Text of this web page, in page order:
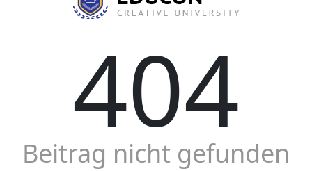
404
Beitrag nicht gefunden